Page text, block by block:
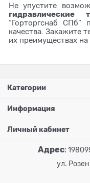
Не упустите
гидравлические
“Горторгснаб
качества. Закажите
их преимуществах на
Категории
Информация
Личный кабинет
Адрес:
ул.